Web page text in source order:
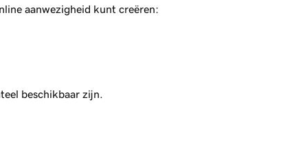
aanwezigheid kunt creëren:
beschikbaar zijn.